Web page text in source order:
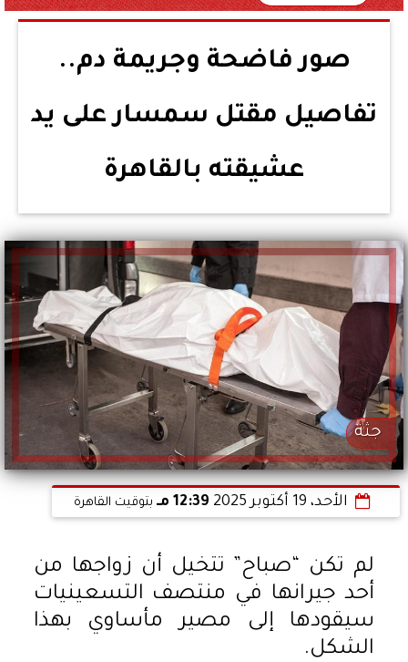
صور فاضحة وجريمة دم..
تفاصيل مقتل سمسار على يد
عشيقته بالقاهرة
جثة
الأحد، 19 أكتوبر 2025 12:39 مـ بتوقيت القاهرة
لم تكن “صباح” تتخيل أن زواجها من
أحد جيرانها في منتصف التسعينيات
سيقودها إلى مصير مأساوي بهذا
الشكل.